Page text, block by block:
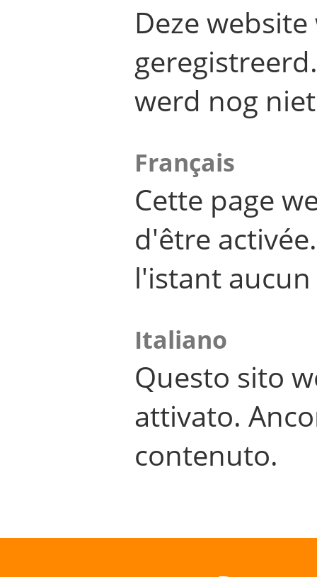
Deze
werd nog
Français
Cette page
d'être
l'istant
Italiano
Questo sito
attivato.
contenuto.